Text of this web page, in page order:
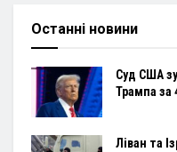
Останні новини
Суд США
Трампа за
Ліван та